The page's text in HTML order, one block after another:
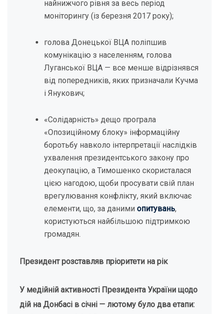
найнижчого рівня за весь період
моніторингу (із березня 2017 року);
голова Донецької ВЦА поліпшив
комунікацію з населенням, голова
Луганської ВЦА — все менше відрізнявся
від попередників, яких призначали Кучма
і Янукович;
«Солідарність» дещо програла
«Опозиційному блоку» інформаційну
боротьбу навколо інтерпретації наслідків
ухвалення президентського закону про
деокупацію, а Тимошенко скористалася
цією нагодою, щоби просувати свій план
врегулювання конфлікту, який включає
елементи, що, за даними опитувань,
користуються найбільшою підтримкою
громадян.
Президент розставляв пріоритети на рік
У медійній активності Президента України щодо
дій на Донбасі в січні — лютому було два етапи: